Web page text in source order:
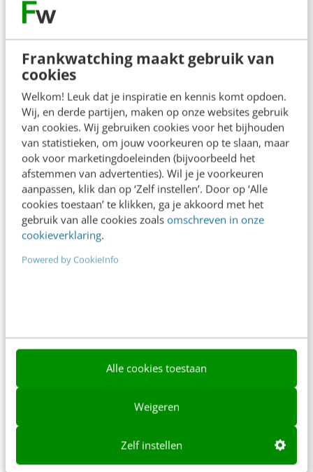
Frankwatching maakt gebruik van
cookies
Welkom! Leuk dat je inspiratie en kennis komt opdoen.
Wij, en derde partijen, maken op onze websites gebruik
van cookies. Wij gebruiken cookies voor het bijhouden
van statistieken, om jouw voorkeuren op te slaan, maar
ook voor marketingdoeleinden (bijvoorbeeld het
afstemmen van advertenties). Wil je je voorkeuren
aanpassen, klik dan op ‘Zelf instellen’. Door op ‘Alle
cookies toestaan’ te klikken, ga je akkoord met het
gebruik van alle cookies zoals omschreven in onze
cookieverklaring.
Powered by CookieInfo
Alle cookies toestaan
Weigeren
Zelf instellen
Contact
redactie@frankwatching.com
+31 30 200 1045
Tarieven
Meer contactopties
Frankwatching
Adverteren
Contact
Nieuwsbrieven
Whitepapers
Blog
Content & Communicatie
Klantcontact & CX